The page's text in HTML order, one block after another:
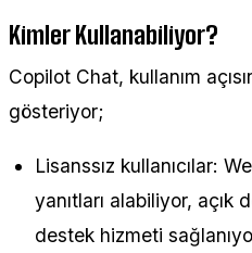
Kimler Kullanabiliyor?
Copilot Chat, kullanım
gösteriyor;
Lisanssız kullanıcılar:
yanıtları alabiliyor, açık
destek hizmeti